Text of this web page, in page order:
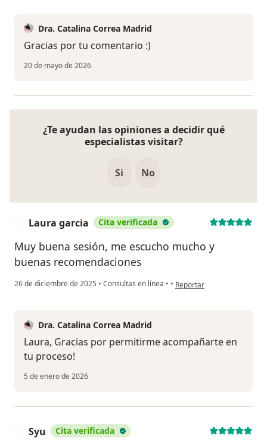
Dra. Catalina Correa Madrid
Gracias por tu comentario :)
20 de mayo de 2026
¿Te ayudan las opiniones a decidir qué
especialistas visitar?
Si No
Laura garcia Cita verificada
Muy buena sesión, me escucho mucho y
buenas recomendaciones
26 de diciembre de 2025 • Consultas en línea • • en opinión del usuario
Reportar
Dra. Catalina Correa Madrid
Laura, Gracias por permitirme acompañarte en
tu proceso!
5 de enero de 2026
Syu Cita verificada